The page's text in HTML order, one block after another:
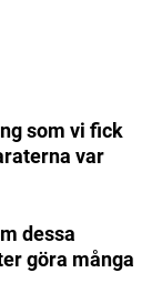
som vi fick
var
dessa
göra många